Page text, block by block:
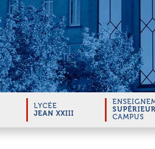
LYCÉE
JEAN XXIII
SUPÉRIEUR
CAMPUS